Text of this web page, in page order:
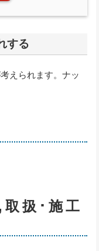
する
えられます。ナッ
扱･施工